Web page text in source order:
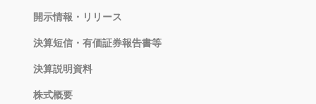
開示情報・リリース
決算短信・有価証券報告書等
決算説明資料
株式概要